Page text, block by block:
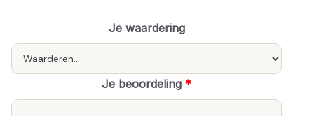
Je waardering
Je beoordeling *